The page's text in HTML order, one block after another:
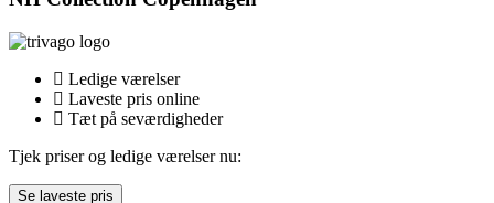
Ledige værelser
Laveste pris online
Tæt på seværdigheder
Tjek priser og ledige værelser nu:
Se laveste pris